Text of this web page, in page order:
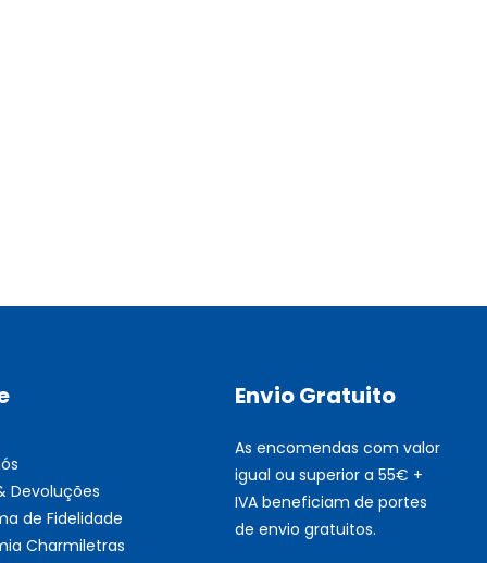
Devoluções
de Fidelidade
Charmiletras
Envio Gratuito
As encomendas com valor
igual ou superior a 55€ +
IVA beneficiam de portes
de envio gratuitos.